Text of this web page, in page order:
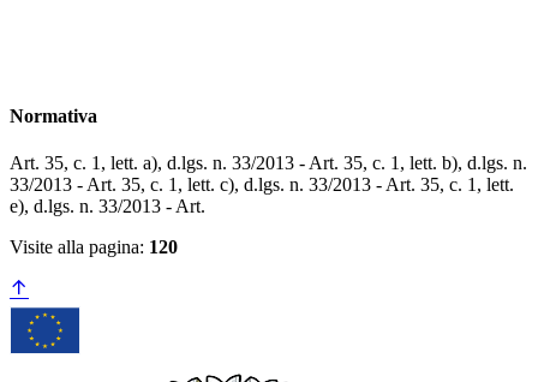
Normativa
Art. 35, c. 1, lett. a), d.lgs. n. 33/2013 - Art. 35, c. 1, lett. b), d.lgs. n.
33/2013 - Art. 35, c. 1, lett. c), d.lgs. n. 33/2013 - ​​​​​​​Art. 35, c. 1, lett.
e), d.lgs. n. 33/2013 - Art.
Visite alla pagina: 120